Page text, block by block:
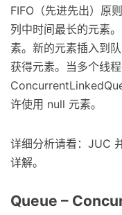
FIFO（先进先出）原
列中时间最长的元素
素。新的元素插入到
获得元素。当多个线
许使用 null 元素。
详细分析请看：JUC
详解。
Queue –